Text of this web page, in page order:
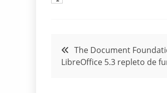
Navegación
de
The Document
LibreOffice 5.3 repleto de